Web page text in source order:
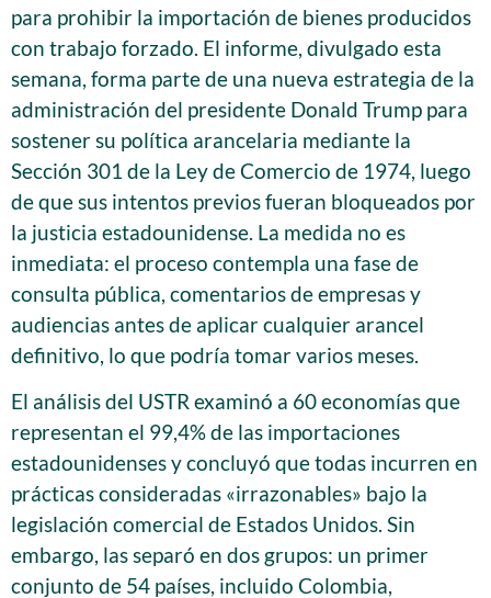
para prohibir la importación de bienes producidos
con trabajo forzado. El informe, divulgado esta
semana, forma parte de una nueva estrategia de la
administración del presidente Donald Trump para
sostener su política arancelaria mediante la
Sección 301 de la Ley de Comercio de 1974, luego
de que sus intentos previos fueran bloqueados por
la justicia estadounidense. La medida no es
inmediata: el proceso contempla una fase de
consulta pública, comentarios de empresas y
audiencias antes de aplicar cualquier arancel
definitivo, lo que podría tomar varios meses.
El análisis del USTR examinó a 60 economías que
representan el 99,4% de las importaciones
estadounidenses y concluyó que todas incurren en
prácticas consideradas «irrazonables» bajo la
legislación comercial de Estados Unidos. Sin
embargo, las separó en dos grupos: un primer
conjunto de 54 países, incluido Colombia,